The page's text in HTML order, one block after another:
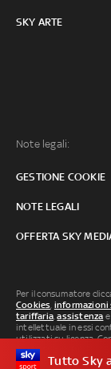
SKY ARTE
Note legali:
GESTIONE COOKIE
NOTE LEGALI
OFFERTA SKY
Per il consumatore
Cookies,
tariffaria,assistenza
intellettuale in essi
utilizzati su licenza.
20138 Milano P.IVA
3035-1545.Tutto Sky